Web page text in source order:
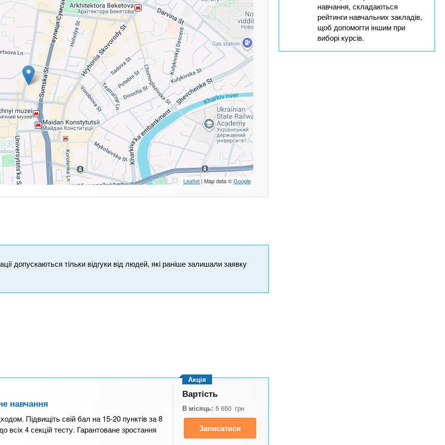
Leaflet | Map data ©Google
допускаються тільки відгуки від людей, які раніше залишали заявку
навчання
Підвищіть свій бал на 15-20 пунктів за 8
всіх 4 секцій тесту. Гарантоване зростання
Акція
Вартість
В місяць: 5 650 грн
Записатися
навчання, складаються
рейтинги навчальних закладів,
щоб допомогти іншим при
виборі курсів.